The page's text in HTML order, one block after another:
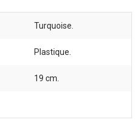
Turquoise.
Plastique.
19 cm.